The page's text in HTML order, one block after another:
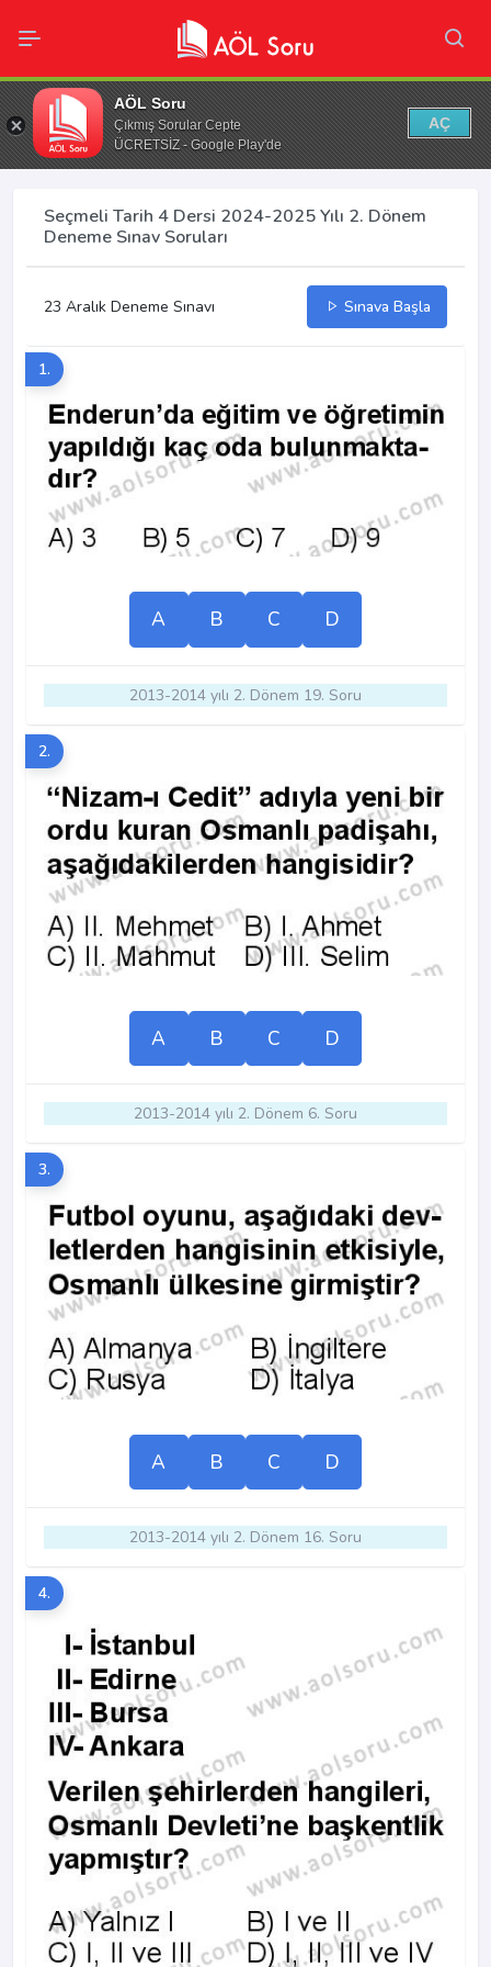
AÖL Soru
Çıkmış Sorular Cepte
ÜCRETSİZ - Google Play'de
AÇ
Seçmeli Tarih 4 Dersi 2024-2025 Yılı 2. Dönem
Deneme Sınav Soruları
23 Aralık Deneme Sınavı Sınava Başla
1.
A B C D
2013-2014 yılı 2. Dönem 19. Soru
2.
A B C D
2013-2014 yılı 2. Dönem 6. Soru
3.
A B C D
2013-2014 yılı 2. Dönem 16. Soru
4.